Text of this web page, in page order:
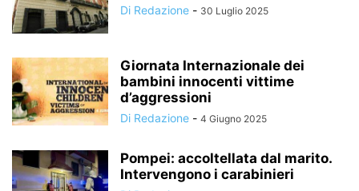
Di Redazione - 30 Luglio 2025
Giornata Internazionale dei
bambini innocenti vittime
d’aggressioni
Di Redazione - 4 Giugno 2025
Pompei: accoltellata dal marito.
Intervengono i carabinieri